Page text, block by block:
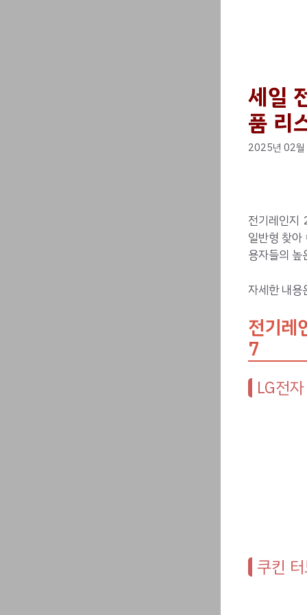
세일
품 리
2025년 02
전기레인지
일반형 찾
용자들의 높
자세한 내용
전기레
7
LG전
쿠킨